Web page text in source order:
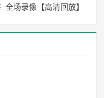
场录像【高清回放】